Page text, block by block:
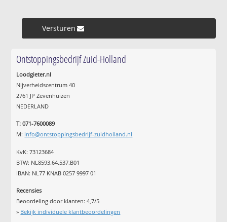
Versturen »
Ontstoppingsbedrijf Zuid-Holland
Loodgieter.nl
Nijverheidscentrum 40
2761 JP Zevenhuizen
NEDERLAND
T: 071-7600089
M: info@ontstoppingsbedrijf-zuidholland.nl
KvK: 73123684
BTW: NL8593.64.537.B01
IBAN: NL77 KNAB 0257 9997 01
Recensies
Beoordeling door klanten:4,7/5
» Bekijk individuele klantbeoordelingen